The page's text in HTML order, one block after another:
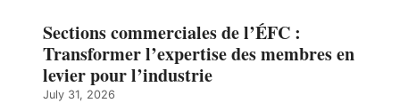
Sections commerciales de l’ÉFC :
Transformer l’expertise des membres en
levier pour l’industrie
July 31, 2026